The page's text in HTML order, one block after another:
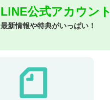
LINE公式アカウント
最新情報や特典がいっぱい！